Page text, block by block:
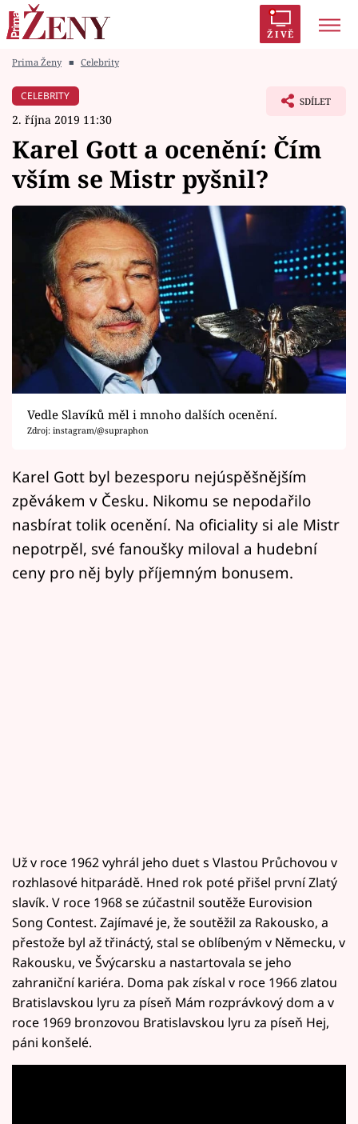
ŽIVĚ
Módní alarm
Témata
Celebrity
Vztahy
Seriály
Horoskopy
Sledujte prima+
Filmový festival Karlovy Vary
Pořady
Mámy sobě
Přihlášení
Prima Ženy ■ Celebrity
CELEBRITY
2. října 2019 11:30
SDÍLET
Karel Gott a ocenění: Čím
vším se Mistr pyšnil?
Vedle Slavíků měl i mnoho dalších ocenění.
Zdroj: instagram/@supraphon
Karel Gott byl bezesporu nejúspěšnějším
zpěvákem v Česku. Nikomu se nepodařilo
nasbírat tolik ocenění. Na oficiality si ale Mistr
nepotrpěl, své fanoušky miloval a hudební
ceny pro něj byly příjemným bonusem.
Už v roce 1962 vyhrál jeho duet s Vlastou Průchovou v
rozhlasové hitparádě. Hned rok poté přišel první Zlatý
slavík. V roce 1968 se zúčastnil soutěže Eurovision
Song Contest. Zajímavé je, že soutěžil za Rakousko, a
přestože byl až třináctý, stal se oblíbeným v Německu, v
Rakousku, ve Švýcarsku a nastartovala se jeho
zahraniční kariéra. Doma pak získal v roce 1966 zlatou
Bratislavskou lyru za píseň Mám rozprávkový dom a v
roce 1969 bronzovou Bratislavskou lyru za píseň Hej,
páni konšelé.